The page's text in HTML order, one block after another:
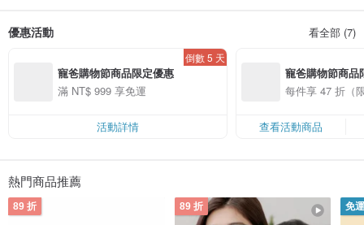
眼睛去遠眺全世界，創造屬於自己的獨特色彩。
用時尚而富有個性的眼鏡做起點，延展出細緻的生活品味，ALEGANT融合質感與
現代美學風格的手工設計包裝，打造普魯士藍皮格紋手工禮盒，將普魯士藍獨特
的質韻與文化，賦予在濃郁情感的皮革紋理中，經由職人精細的工藝，散發淡淡
的光澤與不凡，使心意與美麗一起收藏，讓收到這份心意的妳，眼睛都能熠熠發
優惠活動 看全部 (7)
寵爸購物節商品限定優惠
滿 NT$ 999 享免運
倒數 5 天
活動詳情
寵爸購物節商品
每件享 47 折（
查看活動商品
熱門商品推薦
89 折 89 折 免